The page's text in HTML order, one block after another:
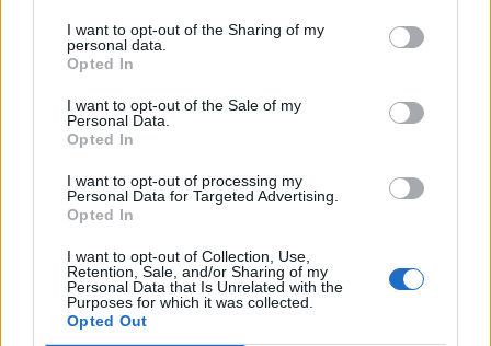
I want to opt-out of the Sharing of my
personal data.
Opted In
I want to opt-out of the Sale of my
Personal Data.
Opted In
I want to opt-out of processing my
Personal Data for Targeted Advertising.
Opted In
I want to opt-out of Collection, Use,
Retention, Sale, and/or Sharing of my
Personal Data that Is Unrelated with the
Purposes for which it was collected.
Opted Out
Украина. Во рамките на таа програма, некои
лаборатории добиваат средства од САД за
модернизација и опрема, но тие се управувани
од локални институции, а не од САД.
Од 2005 година, Министерството за одбрана на
САД соработува со украинското Министерство
за здравство за подобрување на
лабораториите за јавно здравје во земјата.
Русите тврдеа дека документите биле
наредени да бидат уништени на денот на
инвазијата
Русија даде слични тврдења за лабораториите